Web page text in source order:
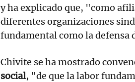
y ha explicado que, "como
diferentes organizaciones
fundamental como la
Chivite se ha mostrado
social, "de que la labor